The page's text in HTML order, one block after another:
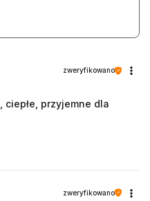
zweryfikowano
przyjemne dla
zweryfikowano